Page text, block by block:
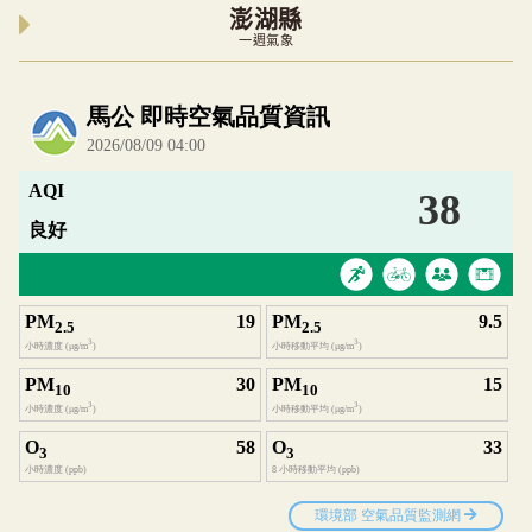
澎湖縣
一週氣象
內嵌空氣品質小工具為視覺預覽，完整即時空